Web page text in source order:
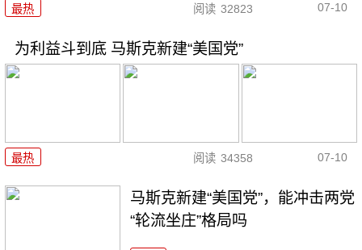
最热 阅读 32823 07-10
为利益斗到底 马斯克新建“美国党”
最热 阅读 34358 07-10
马斯克新建“美国党”，能冲击两党
“轮流坐庄”格局吗